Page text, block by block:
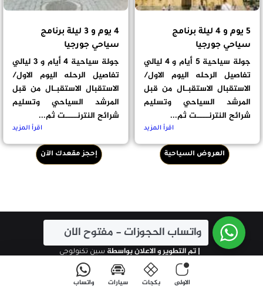
5 يوم و 4 ليلة برنامج
سياحي جورجيا
جولة سياحية 5 أيام و 4 ليالي
تفاصيل الرحله اليوم الاول/
الاستقبال الاستقبـال من قبل
المرشد السياحي وتسليم
شرائح النترنــــت ثم...
اقرأ المزيد
4 يوم و 3 ليلة برنامج
سياحي جورجيا
جولة سياحية 4 أيام و 3 ليالي
تفاصيل الرحله اليوم الاول/
الاستقبال الاستقبـال من قبل
المرشد السياحي وتسليم
شرائح النترنــــت ثم...
اقرأ المزيد
العروض السياحية إحجز مقعدك الآن
© حقوق النشر 2026، جميع الحقوق محفوظة
| تم التطوير و الاعلان بواسطة سين تكنولوجي
واتساب 00995585888668
الاولى بكجات سيارات واتساب
واتساب الحجوزات - مفتوح الان